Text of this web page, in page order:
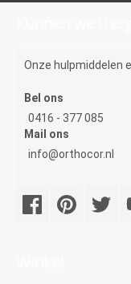
Onze hulpmiddelen
Bel ons
0416 - 377 085
Mail ons
info@orthocor.nl